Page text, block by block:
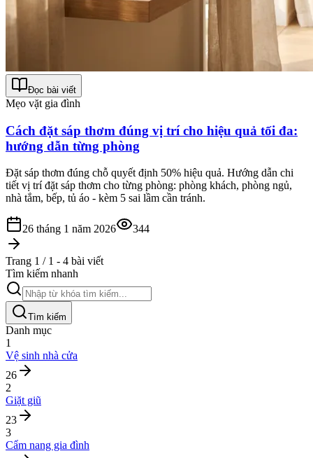
Đọc bài viết
Mẹo vặt gia đình
Cách đặt sáp thơm đúng vị trí cho hiệu quả tối đa:
hướng dẫn từng phòng
Đặt sáp thơm đúng chỗ quyết định 50% hiệu quả. Hướng dẫn chi
tiết vị trí đặt sáp thơm cho từng phòng: phòng khách, phòng ngủ,
nhà tắm, bếp, tủ áo - kèm 5 sai lầm cần tránh.
26 tháng 1 năm 2026 344
Trang 1 / 1 - 4 bài viết
Tìm kiếm nhanh
Tìm kiếm
Danh mục
1
Vệ sinh nhà cửa
26
2
Giặt giũ
23
3
Cẩm nang gia đình